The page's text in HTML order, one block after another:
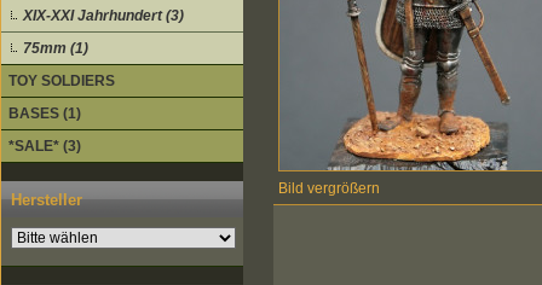
XIX-XXI Jahrhundert (3)
75mm (1)
TOY SOLDIERS
BASES (1)
*SALE* (3)
Hersteller
Bild vergrößern